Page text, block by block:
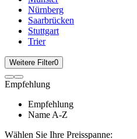
Nürnberg
Saarbrücken
Stuttgart
Trier
Weitere Filter0
Empfehlung
Empfehlung
Name A-Z
Wählen Sie Ihre Preisspanne: